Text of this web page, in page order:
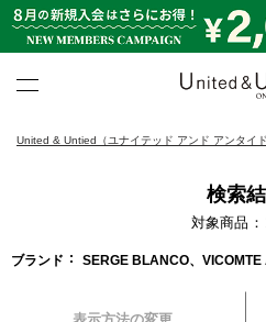
United & Untied（ユナイテッド アンド アンタイ
検索
対象商品
ブランド SERGE BLANCO、